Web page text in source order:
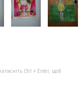
Ctrl + Enter, щоб